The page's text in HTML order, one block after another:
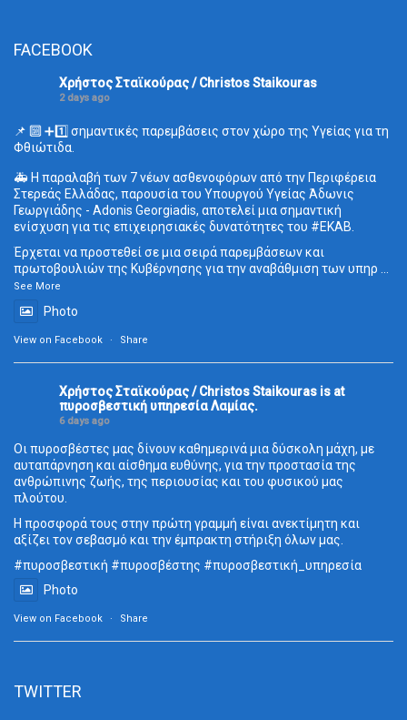
FACEBOOK
Χρήστος Σταϊκούρας / Christos Staikouras
2 days ago
📌 🔟 ➕1️⃣ σημαντικές παρεμβάσεις στον χώρο της Υγείας για τη
Φθιώτιδα.
🚑 Η παραλαβή των 7 νέων ασθενοφόρων από την Περιφέρεια
Στερεάς Ελλάδας, παρουσία του Υπουργού Υγείας Άδωνις
Γεωργιάδης - Adonis Georgiadis, αποτελεί μια σημαντική
ενίσχυση για τις επιχειρησιακές δυνατότητες του #ΕΚΑΒ.
Έρχεται να προστεθεί σε μια σειρά παρεμβάσεων και
πρωτοβουλιών της Κυβέρνησης για την αναβάθμιση των υπηρ ...
See More
Photo
View on Facebook · Share
Χρήστος Σταϊκούρας / Christos Staikouras is at
πυροσβεστική υπηρεσία Λαμίας.
6 days ago
Οι πυροσβέστες μας δίνουν καθημερινά μια δύσκολη μάχη, με
αυταπάρνηση και αίσθημα ευθύνης, για την προστασία της
ανθρώπινης ζωής, της περιουσίας και του φυσικού μας
πλούτου.
Η προσφορά τους στην πρώτη γραμμή είναι ανεκτίμητη και
αξίζει τον σεβασμό και την έμπρακτη στήριξη όλων μας.
#πυροσβεστική #πυροσβέστης #πυροσβεστική_ υπηρεσία
Photo
View on Facebook · Share
TWITTER